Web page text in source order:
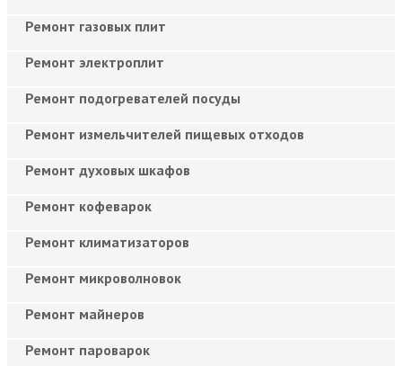
Ремонт газовых плит
Ремонт электроплит
Ремонт подогревателей посуды
Ремонт измельчителей пищевых отходов
Ремонт духовых шкафов
Ремонт кофеварок
Ремонт климатизаторов
Ремонт микроволновок
Ремонт майнеров
Ремонт пароварок